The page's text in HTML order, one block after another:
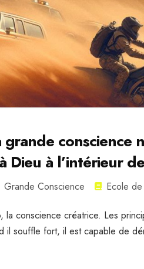
conscience
Dieu à l’intérieur
Grande Conscience Ecole
la conscience créatrice. Les
il souffle fort, il est capable de